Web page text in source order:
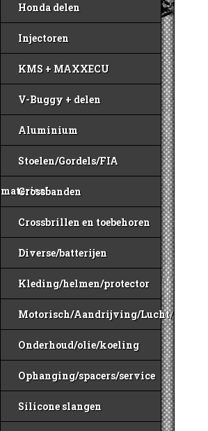
Honda delen
Injectoren
KMS + MAXXECU
V-Buggy + delen
Aluminium
Stoelen/Gordels/FIA
materiaal
Crossbanden
Crossbrillen en toebehoren
Diverse/batterijen
Kleding/helmen/protector
Motorisch/Aandrijving/Lucht/Benzine
Onderhoud/olie/koeling
Ophanging/spacers/service
Silicone slangen